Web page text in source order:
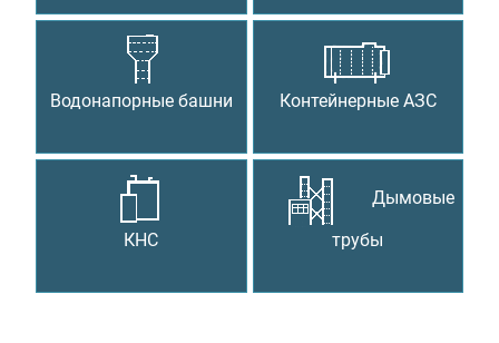
Водонапорные башни Контейнерные АЗС
КНС
Дымовые
трубы